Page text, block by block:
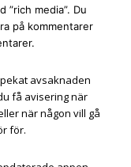
”rich media”. Du
på kommentarer
avsaknaden
få avisering när
när någon vill gå
för.